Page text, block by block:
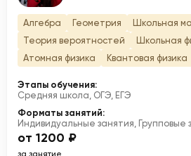
Алгебра Геометрия
Школьная
Теория вероятностей
Школьная
Атомная физика
Квантовая физика
Этапы обучения:
Средняя школа, ОГЭ, ЕГЭ
Форматы занятий:
Индивидуальные занятия, Групповые
от 1200 ₽
за занятие